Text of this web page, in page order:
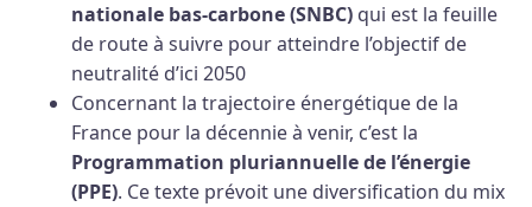
nationale bas-carbone (SNBC) qui est la feuille
de route à suivre pour atteindre l’objectif de
neutralité d’ici 2050
Concernant la trajectoire énergétique de la
France pour la décennie à venir, c’est la
Programmation pluriannuelle de l’énergie
(PPE). Ce texte prévoit une diversification du mix